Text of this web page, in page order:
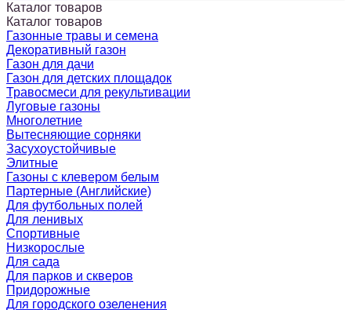
Каталог товаров
Каталог товаров
Газонные травы и семена
Декоративный газон
Газон для дачи
Газон для детских площадок
Травосмеси для рекультивации
Луговые газоны
Многолетние
Вытесняющие сорняки
Засухоустойчивые
Элитные
Газоны с клевером белым
Партерные (Английские)
Для футбольных полей
Для ленивых
Спортивные
Низкорослые
Для сада
Для парков и скверов
Придорожные
Для городского озеленения